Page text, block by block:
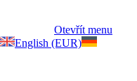
Otevřít menu
English (EUR)